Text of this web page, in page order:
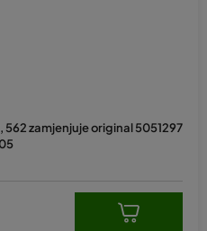
zamjenjuje original 5051297
05